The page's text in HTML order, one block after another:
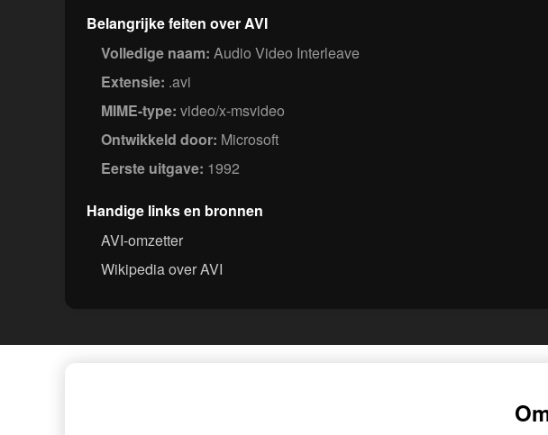
Belangrijke feiten over AVI
Volledige naam: Audio Video Interleave
Extensie: .avi
MIME-type: video/x-msvideo
Ontwikkeld door: Microsoft
Eerste uitgave: 1992
Handige links en bronnen
AVI-omzetter
Wikipedia over AVI